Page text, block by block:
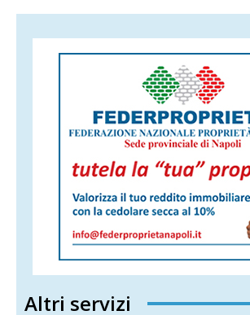
Altri servizi